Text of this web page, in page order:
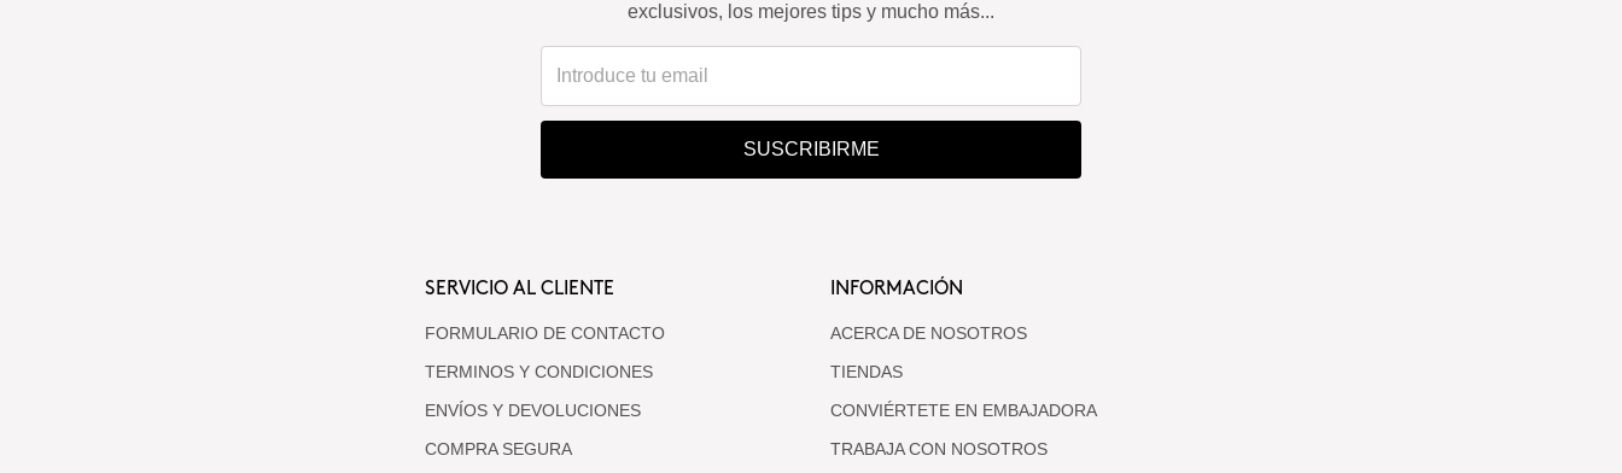
exclusivos, los mejores tips y mucho más...
SUSCRIBIRME
SERVICIO AL CLIENTE
FORMULARIO DE CONTACTO
TERMINOS Y CONDICIONES
ENVÍOS Y DEVOLUCIONES
COMPRA SEGURA
INFORMACIÓN
ACERCA DE NOSOTROS
TIENDAS
CONVIÉRTETE EN EMBAJADORA
TRABAJA CON NOSOTROS